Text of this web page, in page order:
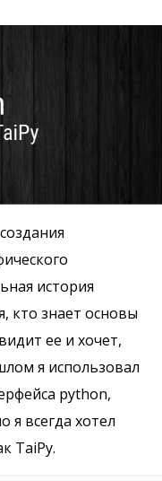
история
кто знает основы
ее и хочет,
я использовал
python,
я всегда хотел
TaiPy.